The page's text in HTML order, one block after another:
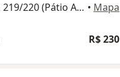
Alcantara - 2° Piso Loja 219/220 (Pátio Alcântara), São Gonçalo • Mapa
R$ 230